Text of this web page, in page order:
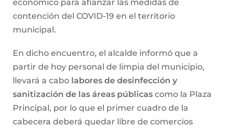
económico para afianzar las medidas de
contención del COVID-19 en el territorio
municipal.
En dicho encuentro, el alcalde informó que a
partir de hoy personal de limpia del municipio,
llevará a cabo labores de desinfección y
sanitización de las áreas públicas como la Plaza
Principal, por lo que el primer cuadro de la
cabecera deberá quedar libre de comercios